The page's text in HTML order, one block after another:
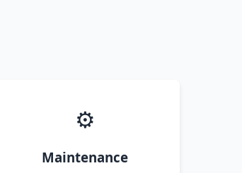
⚙️
Maintenance